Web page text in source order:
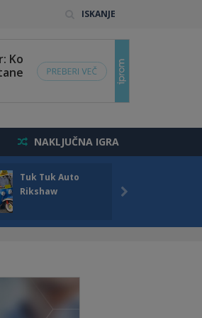
ISKANJE
NAKLJUČNA IGRA
Tuk Tuk Auto
Rikshaw
